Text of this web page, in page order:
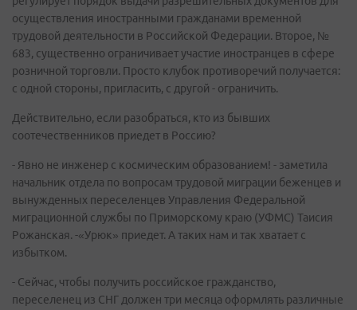
осуществления иностранными гражданами временной
трудовой деятельности в Российской Федерации. Второе, №
683, существенно ограничивает участие иностранцев в сфере
розничной торговли. Просто клубок противоречий получается:
с одной стороны, пригласить, с другой - ограничить.
Действительно, если разобраться, кто из бывших
соотечественников приедет в Россию?
- Явно не инженер с космическим образованием! - заметила
начальник отдела по вопросам трудовой миграции беженцев и
вынужденных переселенцев Управления Федеральной
миграционной службы по Приморскому краю (УФМС) Таисия
Рожанская. -«Урюк» приедет. А таких нам и так хватает с
избытком.
- Сейчас, чтобы получить российское гражданство,
переселенец из СНГ должен три месяца оформлять различные